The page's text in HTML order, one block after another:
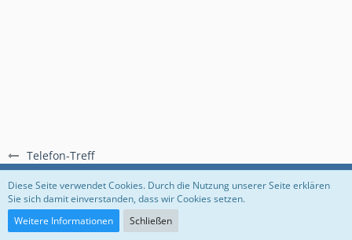
Telefon-Treff
Regeln Datenschutzerklärung Impressum
Community-Software:
Diese Seite verwendet Cookies. Durch die Nutzung unserer Seite erklären
Sie sich damit einverstanden, dass wir Cookies setzen.
Weitere Informationen
Schließen